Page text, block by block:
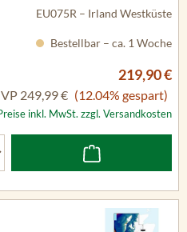
EU075R – Irland Westküste
Bestellbar – ca. 1 Woche
219,90 €
249,99 € (12.04% gespart)
inkl. MwSt. zzgl. Versandkosten